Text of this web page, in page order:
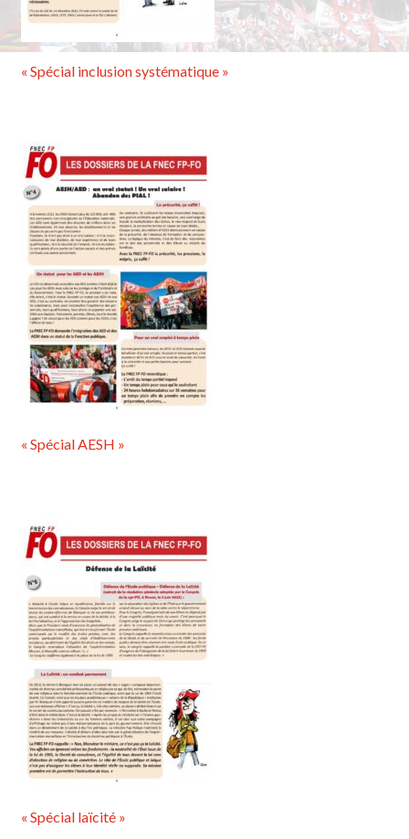
« Spécial inclusion systématique »
« Spécial AESH »
« Spécial laïcité »